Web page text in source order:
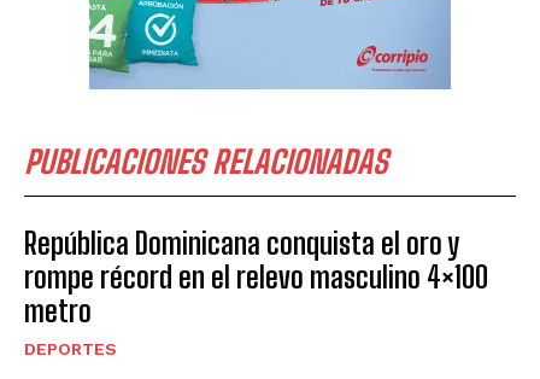
PUBLICACIONES RELACIONADAS
República Dominicana conquista el oro y
rompe récord en el relevo masculino 4×100
metro
DEPORTES